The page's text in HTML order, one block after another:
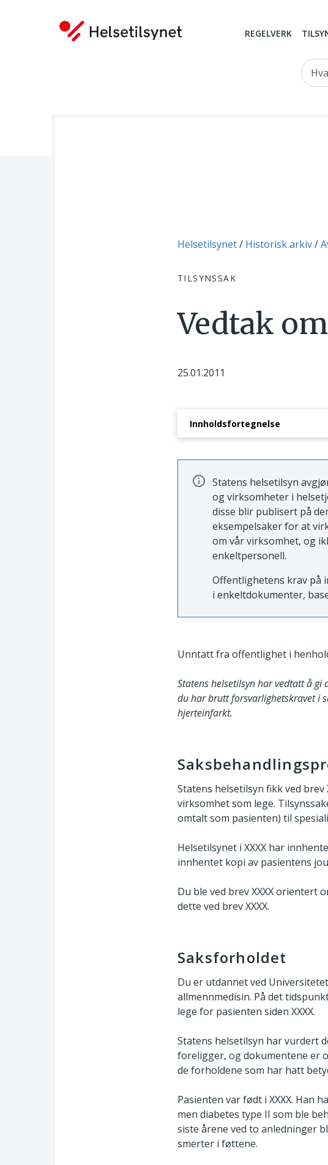
REGELVERK
Hva
Du er her:
Helsetilsynet Historisk arkiv
TILSYNSSAK
Vedtak
25.01.2011
Innholdsfortegnelse
Statens helsetilsyn
og virksomheter i
disse blir publisert på
eksempelsaker for at
om vår virksomhet, og
enkeltpersonell.
Offentlighetens krav på
i enkeltdokumenter,
Unntatt fra offentlighet i
Statens helsetilsyn har vedtatt å
du har brutt forsvarlighetskravet i
hjerteinfarkt.
Statens helsetilsyn fikk ved brev
virksomhet som lege.
omtalt som pasienten) til
Helsetilsynet i XXXX har
innhentet kopi av pasientens
Du ble ved brev XXXX orientert
dette ved brev XXXX.
Saksforholdet
Du er utdannet ved
allmennmedisin. På det
lege for pasienten siden XXXX.
Statens helsetilsyn har vurdert
foreligger, og dokumentene er
de forholdene som har hatt
Pasienten var født i XXXX. Han
men diabetes type II som ble
siste årene ved to anledninger
smerter i føttene.